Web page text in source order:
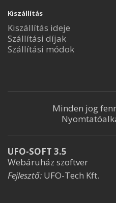
Kiszállítás
Kiszállítás ideje
Szállítási díjak
Szállítási módok
Minden jog
UFO-SOFT 3.5
Webáruház szoftver
Fejlesztő: UFO-Tech Kft.